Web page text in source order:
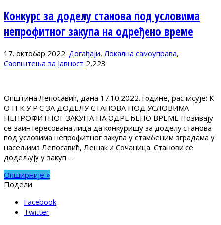
Конкурс за доделу станова под условима
непрофитног закупа на одређено време
17. октобар 2022. Догађаји, Локална самоуправа,
Саопштења за јавност 2,223
Општина Лепосавић, дана 17.10.2022. године, расписује: К
О Н К У Р С ЗА ДОДЕЛУ СТАНОВА ПОД УСЛОВИМА
НЕПРОФИТНОГ ЗАКУПА НА ОДРЕЂЕНО ВРЕМЕ Позивају
се заинтересована лица да конкуришу за доделу станова
под условима непрофитног закупа у стамбеним зградама у
насељима Лепосавић, Лешак и Сочаница. Станови се
додељују у закуп …
Опширније »
Подели
Facebook
Twitter